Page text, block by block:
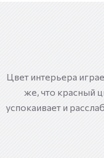
Цвет интерьера
же, что красный
успокаивает и